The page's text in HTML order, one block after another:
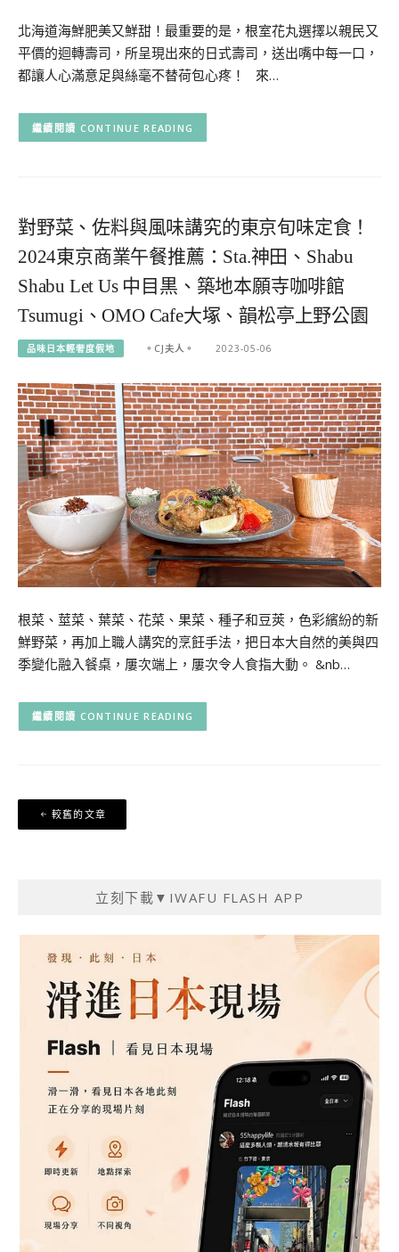
北海道海鮮肥美又鮮甜！最重要的是，根室花丸選擇以親民又
平價的迴轉壽司，所呈現出來的日式壽司，送出嘴中每一口，
都讓人心滿意足與絲毫不替荷包心疼！ 來…
CONTINUE READING
對野菜、佐料與風味講究的東京旬味定食！
2024東京商業午餐推薦：Sta.神田、Shabu
Shabu Let Us 中目黒、築地本願寺咖啡館
Tsumugi、OMO Cafe大塚、韻松亭上野公園
品味日本輕奢度假地 。CJ夫人。 2023-05-06
根菜、莖菜、葉菜、花菜、果菜、種子和豆莢，色彩繽紛的新
鮮野菜，再加上職人講究的烹飪手法，把日本大自然的美與四
季變化融入餐桌，屢次端上，屢次令人食指大動。 &nb…
CONTINUE READING
文
章
較舊的文章
立刻下載▼IWAFU FLASH APP